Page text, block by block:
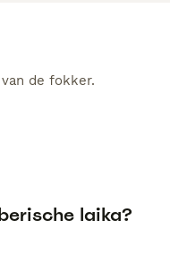
de fokker.
laika?